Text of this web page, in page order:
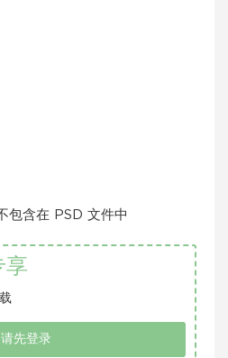
包含在 PSD 文件中
享
请先登录